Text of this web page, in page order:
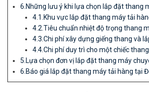
6.Những lưu ý khi lựa chọn lắp đặt thang
4.1.Khu vực lắp đặt thang máy tải
4.2.Tiêu chuẩn nhiệt độ trọng thang
4.3.Chi phí xây dựng giếng thang và
4.4.Chi phí duy trì cho một chiếc
5.Lựa chọn đơn vị lắp đặt thang máy
6.Báo giá lắp đặt thang máy tải hàng tại